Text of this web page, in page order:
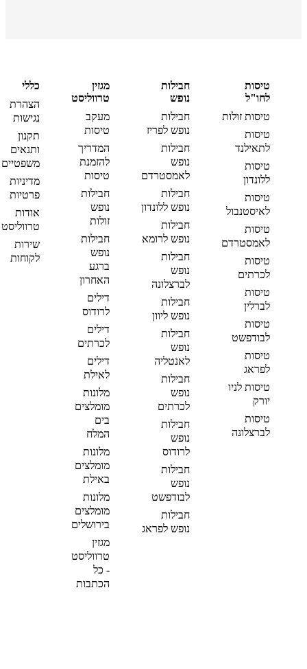
טיסות
לחו"ל
טיסות זולות
טיסות
לתאילנד
טיסות
ללונדון
טיסות
לאיסטנבול
טיסות
לאמסטרדם
טיסות
לכרתים
טיסות
לברלין
טיסות
לבודפשט
טיסות
לפראג
טיסות לניו
יורק
טיסות
לברצלונה
חבילות
נופש
חבילות
נופש לפריז
חבילות
נופש
לאמסטרדם
חבילות
נופש ללונדון
חבילות
נופש לרומא
חבילות
נופש
לברצלונה
חבילות
נופש ליוון
חבילות
נופש
לאנטליה
חבילות
נופש
לכרתים
חבילות
נופש
לרודוס
חבילות
נופש
לבודפשט
חבילות
נופש לפראג
מגזין
טרווליסט
מעקב
טיסות
המדריך
להזמנת
טיסות
חבילות
נופש
זולות
חבילות
נופש
ברגע
האחרון
דילים
לרודוס
דילים
לכרתים
דילים
לאילת
מלונות
מומלצים
בים
המלח
מלונות
מומלצים
באילת
מלונות
מומלצים
בירושלים
מגזין
טרווליסט
- כל
הכתבות
כללי
הצהרת
נגישות
תקנון
ותנאים
משפטיים
מדיניות
פרטיות
אודות
טרווליסט
שירות
לקוחות